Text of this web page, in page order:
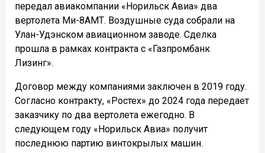
передал авиакомпании «Норильск Авиа» два
вертолета Ми-8АМТ. Воздушные суда собрали на
Улан-Удэнском авиационном заводе. Сделка
прошла в рамках контракта с «Газпромбанк
Лизинг».
Договор между компаниями заключен в 2019 году.
Согласно контракту, «Ростех» до 2024 года передает
заказчику по два вертолета ежегодно. В
следующем году «Норильск Авиа» получит
последнюю партию винтокрылых машин.